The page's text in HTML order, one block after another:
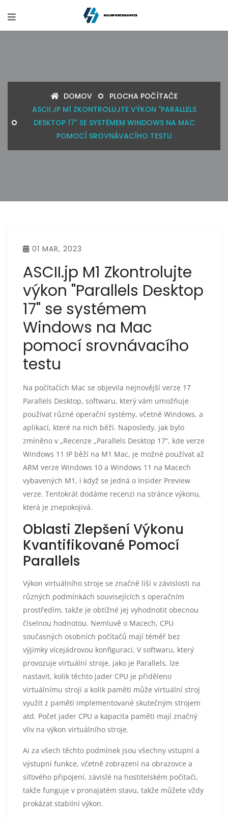
DOMOV
PLOCHA POČÍTAČE
ASCII.JP M1 ZKONTROLUJTE VÝKON "PARALLELS
DESKTOP 17" SE SYSTÉMEM WINDOWS NA MAC
POMOCÍ SROVNÁVACÍHO TESTU
01 MAR, 2023
ASCII.jp M1 Zkontrolujte
výkon "Parallels Desktop
17" se systémem
Windows na Mac
pomocí srovnávacího
testu
Na počítačích Mac se objevila nejnovější verze 17
Parallels Desktop, softwaru, který vám umožňuje
používat různé operační systémy, včetně Windows, a
aplikací, které na nich běží. Naposledy, jak bylo
zmíněno v „Recenze „Parallels Desktop 17“, kde verze
Windows 11 IP běží na M1 Mac, je možné používat až
ARM verze Windows 10 a Windows 11 na Macech
vybavených M1, i když se jedná o Insider Preview
verze. Tentokrát dodáme recenzi na stránce výkonu,
která je znepokojivá.
Oblasti Zlepšení Výkonu
Kvantifikované Pomocí
Parallels
Výkon virtuálního stroje se značně liší v závislosti na
různých podmínkách souvisejících s operačním
prostředím, takže je obtížné jej vyhodnotit obecnou
číselnou hodnotou. Nemluvě o Macech, CPU
současných osobních počítačů mají téměř bez
výjimky vícejádrovou konfiguraci. V softwaru, který
provozuje virtuální stroje, jako je Parallels, lze
nastavit, kolik těchto jader CPU je přiděleno
virtuálnímu stroji a kolik paměti může virtuální stroj
využít z paměti implementované skutečným strojem
atd. Počet jader CPU a kapacita paměti mají značný
vliv na výkon virtuálního stroje.
Ai za všech těchto podmínek jsou všechny vstupní a
výstupní funkce, včetně zobrazení na obrazovce a
síťového připojení, závislé na hostitelském počítači,
takže funguje v pronajatém stavu, takže můžete vždy
prokázat stabilní výkon.